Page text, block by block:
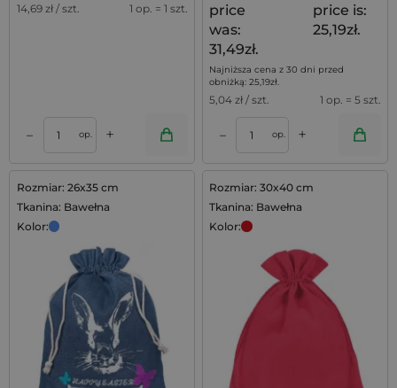
14,69 zł / szt. 1 op. = 1 szt.
– op. +
price
was:
31,49zł.
price is:
25,19zł.
Najniższa cena z 30 dni przed
obniżką:25,19zł.
5,04 zł / szt. 1 op. = 5 szt.
– op. +
Rozmiar: 26x35 cm
Tkanina: Bawełna
Kolor:
Rozmiar: 30x40 cm
Tkanina: Bawełna
Kolor: